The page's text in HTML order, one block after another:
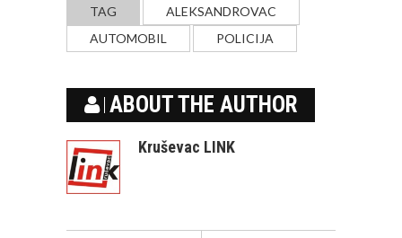
TAG
ALEKSANDROVAC
AUTOMOBIL
POLICIJA
ABOUT THE AUTHOR
Kruševac LINK